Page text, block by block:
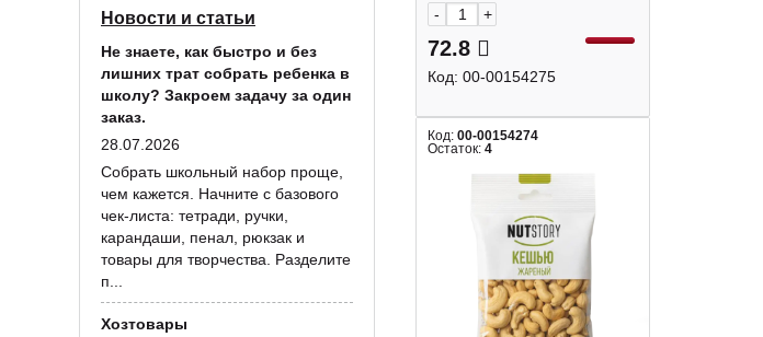
Новости и статьи
Не знаете, как быстро и без
лишних трат собрать ребенка в
школу? Закроем задачу за один
заказ.
28.07.2026
Собрать школьный набор проще,
чем кажется. Начните с базового
чек-листа: тетради, ручки,
карандаши, пенал, рюкзак и
товары для творчества. Разделите
п...
Хозтовары
- +
72.8
Код: 00-00154275
Код: 00-00154274
Остаток: 4